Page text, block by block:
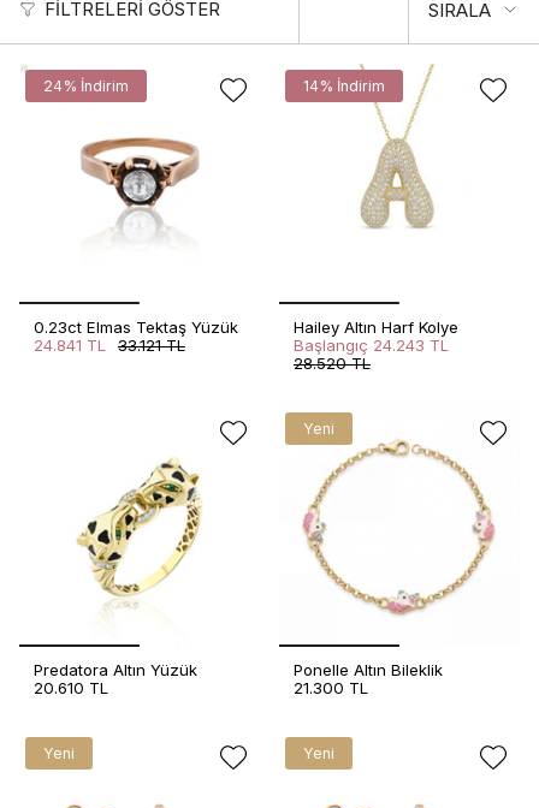
FILTRELERI GÖSTER SIRALA
24% İndirim
0.23ct Elmas Tektaş Yüzük
24.841 TL
33.121 TL
14% İndirim
Hailey Altın Harf Kolye
Başlangıç 24.243 TL
28.520 TL
Predatora Altın Yüzük
20.610 TL
Yeni
Ponelle Altın Bileklik
21.300 TL
Yeni Yeni